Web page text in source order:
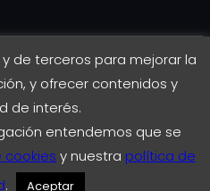
de terceros para mejorar la
y ofrecer contenidos y
de interés.
entendemos que se
cookies y nuestra política de
. Aceptar